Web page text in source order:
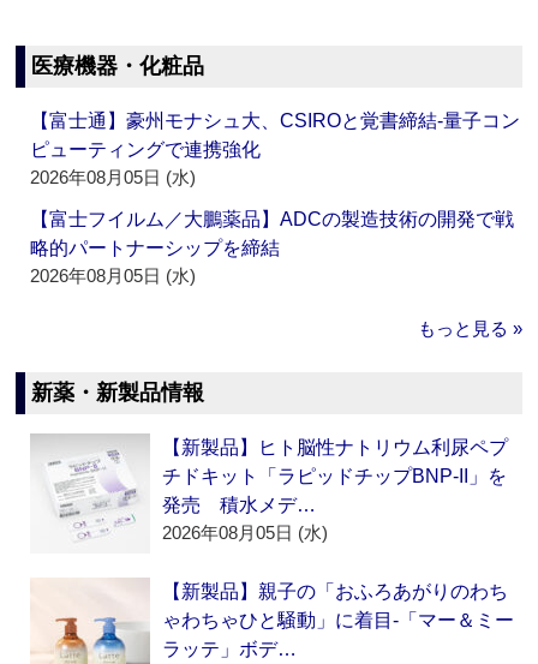
医療機器・化粧品
【富士通】豪州モナシュ大、CSIROと覚書締結‐量子コン
ピューティングで連携強化
2026年08月05日 (水)
【富士フイルム／大鵬薬品】ADCの製造技術の開発で戦
略的パートナーシップを締結
2026年08月05日 (水)
もっと見る »
新薬・新製品情報
【新製品】ヒト脳性ナトリウム利尿ペプ
チドキット「ラピッドチップBNP-II」を
発売 積水メデ…
2026年08月05日 (水)
【新製品】親子の「おふろあがりのわち
ゃわちゃひと騒動」に着目‐「マー＆ミー
ラッテ」ボデ…